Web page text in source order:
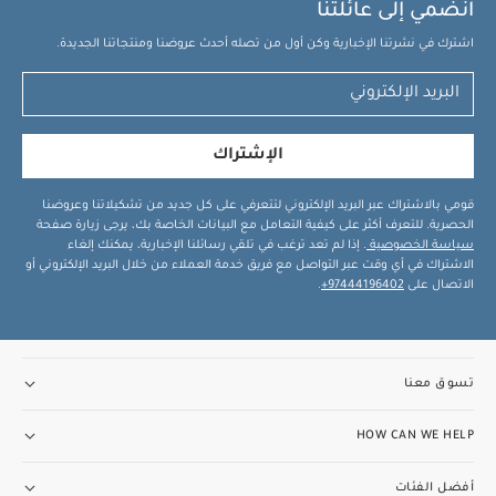
انضمي إلى عائلتنا
اشترك في نشرتنا الإخبارية وكن أول من تصله أحدث عروضنا ومنتجاتنا الجديدة.
الإشتراك
قومي بالاشتراك عبر البريد الإلكتروني لتتعرفي على كل جديد من تشكيلاتنا وعروضنا
الحصرية. للتعرف أكثر على كيفية التعامل مع البيانات الخاصة بك، يرجى زيارة صفحة
سياسة الخصوصية . إذا لم تعد ترغب في تلقي رسائلنا الإخبارية، يمكنك إلغاء
الاشتراك في أي وقت عبر التواصل مع فريق خدمة العملاء من خلال البريد الإلكتروني أو
الاتصال على 97444196402+
.
تسوق معنا
HOW CAN WE HELP
أفضل الفئات